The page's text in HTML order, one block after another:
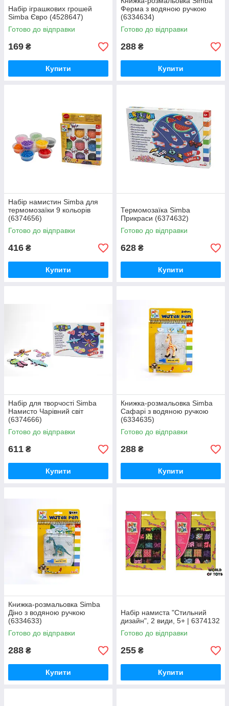
Набір іграшкових грошей
Simba Євро (4528647)
Готово до відправки
169 ₴
Купити
Ферма з водяною ручкою
(6334634)
Готово до відправки
288 ₴
Купити
Набір намистин Simba для
термомозаїки 9 кольорів
(6374656)
Готово до відправки
416 ₴
Купити
Термомозаїка Simba
Прикраси (6374632)
Готово до відправки
628 ₴
Купити
Набір для творчості Simba
Намисто Чарівний світ
(6374666)
Готово до відправки
611 ₴
Купити
Книжка-розмальовка Simba
Сафарі з водяною ручкою
(6334635)
Готово до відправки
288 ₴
Купити
Книжка-розмальовка Simba
Діно з водяною ручкою
(6334633)
Готово до відправки
288 ₴
Купити
Набір намиста "Стильний
дизайн", 2 види, 5+ | 6374132
Готово до відправки
255 ₴
Купити